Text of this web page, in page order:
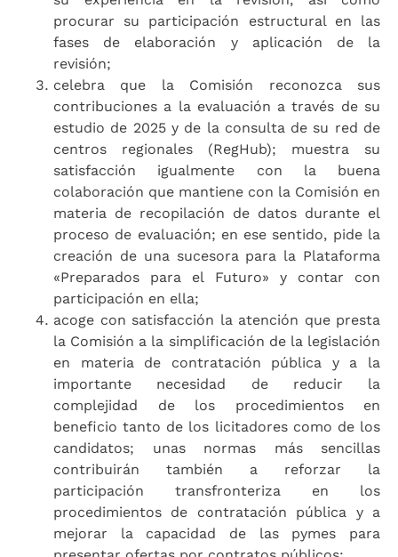
procurar su participación estructural en las
fases de elaboración y aplicación de la
revisión;
celebra que la Comisión reconozca sus
contribuciones a la evaluación a través de su
estudio de 2025 y de la consulta de su red de
centros regionales (RegHub); muestra su
satisfacción igualmente con la buena
colaboración que mantiene con la Comisión en
materia de recopilación de datos durante el
proceso de evaluación; en ese sentido, pide la
creación de una sucesora para la Plataforma
«Preparados para el Futuro» y contar con
participación en ella;
acoge con satisfacción la atención que presta
la Comisión a la simplificación de la legislación
en materia de contratación pública y a la
importante necesidad de reducir la
complejidad de los procedimientos en
beneficio tanto de los licitadores como de los
candidatos; unas normas más sencillas
contribuirán también a reforzar la
participación transfronteriza en los
procedimientos de contratación pública y a
mejorar la capacidad de las pymes para